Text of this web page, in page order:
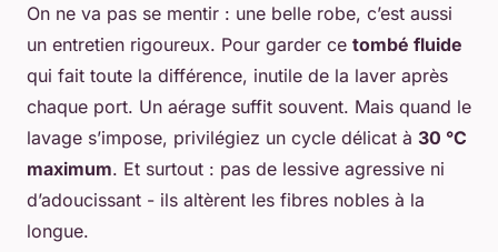
On ne va pas se mentir : une belle robe, c’est aussi
un entretien rigoureux. Pour garder ce tombé fluide
qui fait toute la différence, inutile de la laver après
chaque port. Un aérage suffit souvent. Mais quand le
lavage s’impose, privilégiez un cycle délicat à 30 °C
maximum. Et surtout : pas de lessive agressive ni
d’adoucissant - ils altèrent les fibres nobles à la
longue.